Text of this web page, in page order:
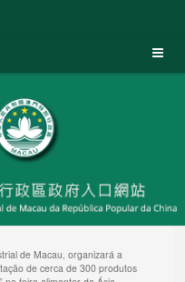
de Macau, organizará a
de cerca de 300 produtos